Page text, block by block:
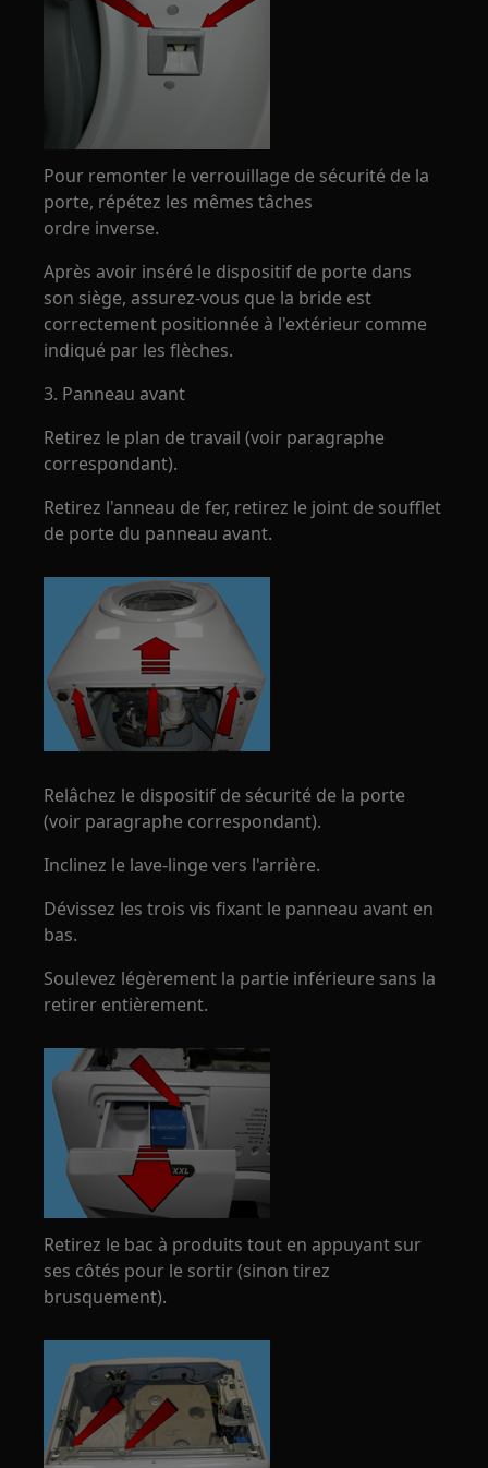
Pour remonter le verrouillage de sécurité de la
porte, répétez les mêmes tâches
ordre inverse.
Après avoir inséré le dispositif de porte dans
son siège, assurez-vous que la bride est
correctement positionnée à l'extérieur comme
indiqué par les flèches.
3. Panneau avant
Retirez le plan de travail (voir paragraphe
correspondant).
Retirez l'anneau de fer, retirez le joint de soufflet
de porte du panneau avant.
Relâchez le dispositif de sécurité de la porte
(voir paragraphe correspondant).
Inclinez le lave-linge vers l'arrière.
Dévissez les trois vis fixant le panneau avant en
bas.
Soulevez légèrement la partie inférieure sans la
retirer entièrement.
Retirez le bac à produits tout en appuyant sur
ses côtés pour le sortir (sinon tirez
brusquement).